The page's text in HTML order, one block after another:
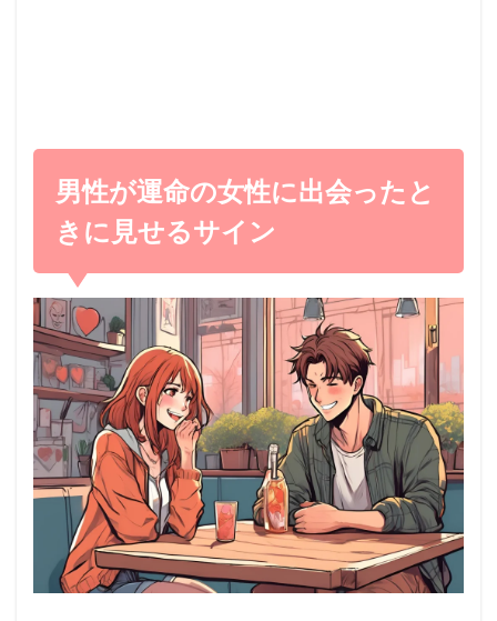
男性が運命の女性に出会ったと
きに見せるサイン